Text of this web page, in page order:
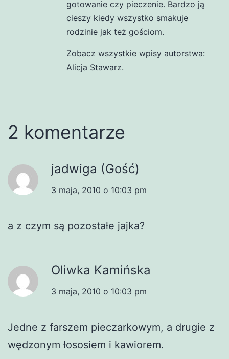
gotowanie czy pieczenie. Bardzo ją
cieszy kiedy wszystko smakuje
rodzinie jak też gościom.
Zobacz wszystkie wpisy autorstwa:
Alicja Stawarz.
2 komentarze
jadwiga (Gość)
3 maja, 2010 o 10:03 pm
a z czym są pozostałe jajka?
Oliwka Kamińska
3 maja, 2010 o 10:03 pm
Jedne z farszem pieczarkowym, a drugie z
wędzonym łososiem i kawiorem.